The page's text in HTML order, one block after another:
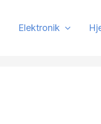
Elektronik